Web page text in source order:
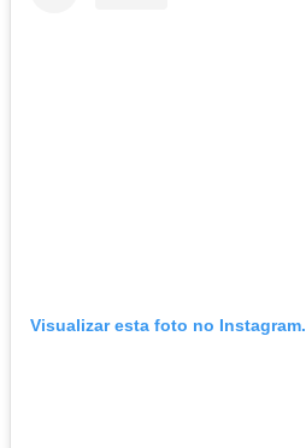
Visualizar esta foto no Instagram.